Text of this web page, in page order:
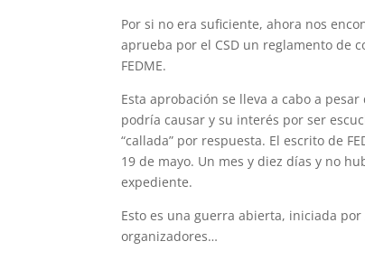
Por si no era suficiente, ahora nos
aprueba por el CSD un reglamento de
FEDME.
Esta aprobación se lleva a cabo a
podría causar y su interés por ser
“callada” por respuesta. El escrito de
19 de mayo. Un mes y diez días y no
expediente.
Esto es una guerra abierta, iniciada
organizadores…